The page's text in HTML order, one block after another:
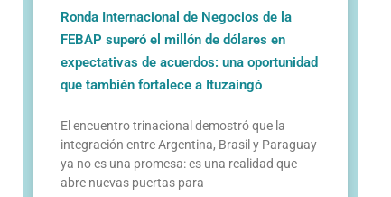
Ronda Internacional de Negocios de la
FEBAP superó el millón de dólares en
expectativas de acuerdos: una oportunidad
que también fortalece a Ituzaingó
El encuentro trinacional demostró que la
integración entre Argentina, Brasil y Paraguay
ya no es una promesa: es una realidad que
abre nuevas puertas para